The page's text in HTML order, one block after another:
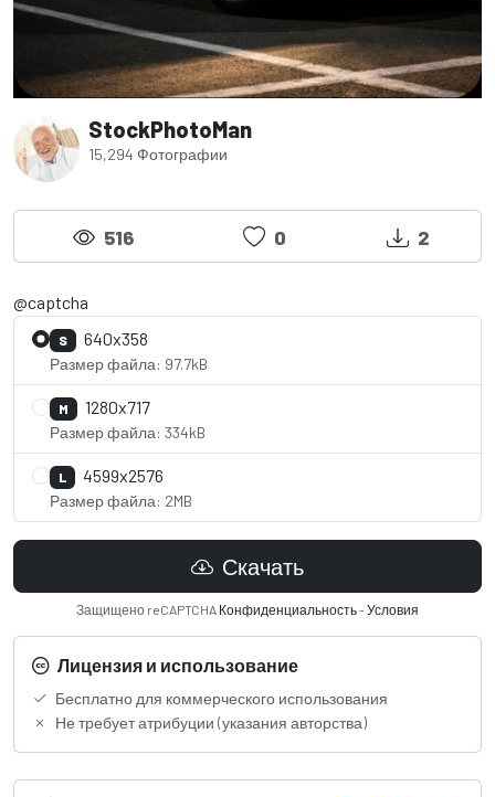
StockPhotoMan
15,294 Фотографии
516 0 2
@captcha
S 640x358
Размер файла: 97.7kB
M 1280x717
Размер файла: 334kB
L 4599x2576
Размер файла: 2MB
Скачать
Защищено reCAPTCHA Конфиденциальность-Условия
Лицензия и использование
Бесплатно для коммерческого использования
Не требует атрибуции (указания авторства)